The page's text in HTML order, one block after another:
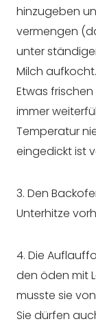
hinzugeben
vermengen
unter
Milch
Etwas
immer
Temperatur
eingedickt ist
3. Den
Unterhitze
4. Die
den öden mit
musste sie
Sie dürfen